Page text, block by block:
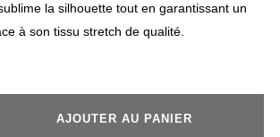
la silhouette tout en garantissant un
à son tissu stretch de qualité.
AJOUTER AU PANIER